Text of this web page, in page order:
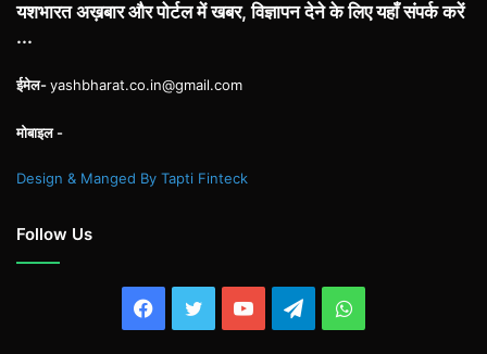
यशभारत अख़बार और पोर्टल में खबर, विज्ञापन देने के लिए यहाँ संपर्क करें
...
ईमेल-yashbharat.co.in@gmail.com
मोबाइल -
Design & Manged By Tapti Finteck
Follow Us
Facebook
TwitterYouTubeTelegramWhatsApp